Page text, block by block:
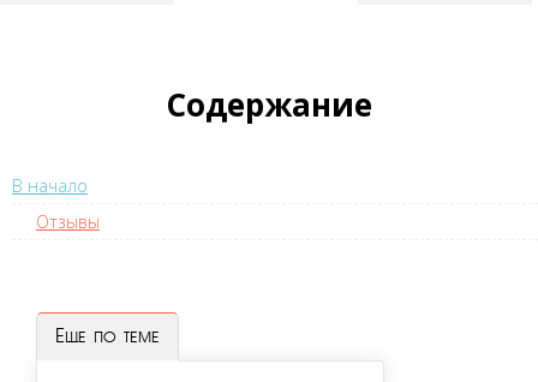
Содержание
В начало
Отзывы
Еще по теме